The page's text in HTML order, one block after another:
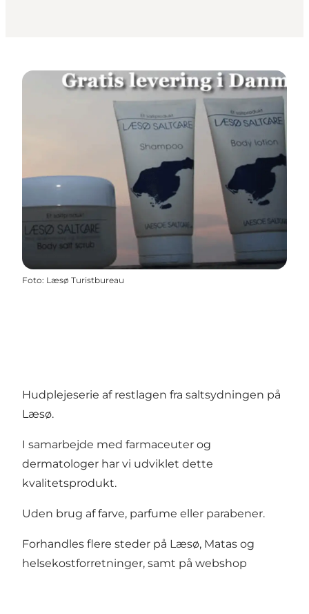
Foto: Læsø Turistbureau
Hudplejeserie af restlagen fra saltsydningen på
Læsø.
I samarbejde med farmaceuter og
dermatologer har vi udviklet dette
kvalitetsprodukt.
Uden brug af farve, parfume eller parabener.
Forhandles flere steder på Læsø, Matas og
helsekostforretninger, samt på webshop